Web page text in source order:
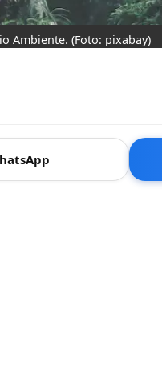
Ambiente. (Foto: pixabay)